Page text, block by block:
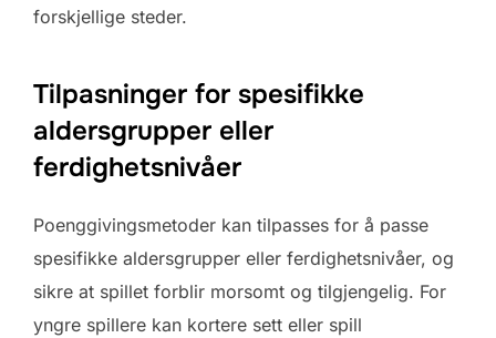
forskjellige steder.
Tilpasninger for spesifikke
aldersgrupper eller
ferdighetsnivåer
Poenggivingsmetoder kan tilpasses for å passe
spesifikke aldersgrupper eller ferdighetsnivåer, og
sikre at spillet forblir morsomt og tilgjengelig. For
yngre spillere kan kortere sett eller spill